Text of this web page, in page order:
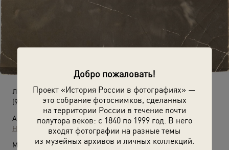
Добро пожаловать!
Проект «История России в фотографиях» —
это собрание фотоснимков, сделанных
на территории России в течение почти
полутора веков: с 1840 по 1999 год. В него
входят фотографии на разные темы
из музейных архивов и личных коллекций.
Летчики
(9 мая 1944)
Автор:
Неизвестный автор
Место съемки: